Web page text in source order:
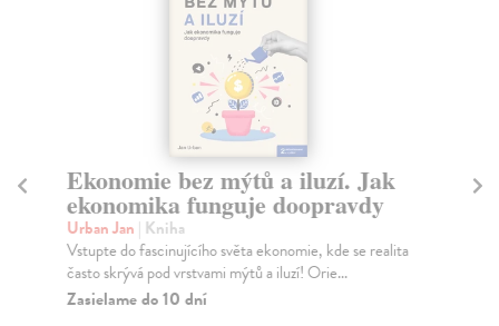
Ekonomie bez mýtů a iluzí. Jak
ekonomika funguje doopravdy
Urban Jan | Kniha
Vstupte do fascinujícího světa ekonomie, kde se realita
často skrývá pod vrstvami mýtů a iluzí! Orie...
Zasielame do 10 dní